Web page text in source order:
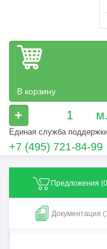
В корзину
+
Единая служба
+7 (495) 721-84-99
Предложения (
Документация